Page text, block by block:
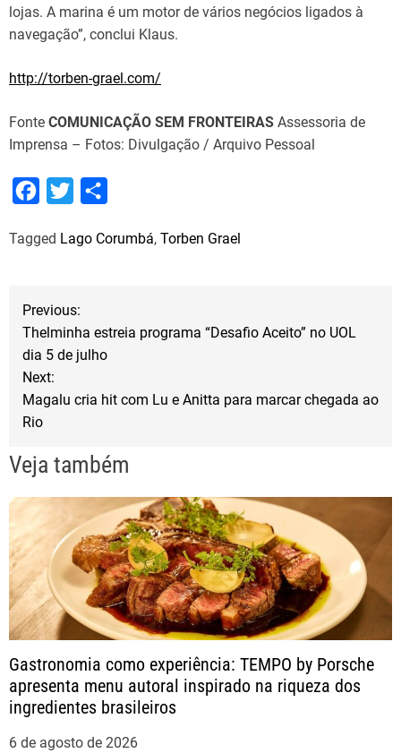
lojas. A marina é um motor de vários negócios ligados à
navegação”, conclui Klaus.
http://torben-grael.com/
Fonte COMUNICAÇÃO SEM FRONTEIRAS Assessoria de
Imprensa – Fotos: Divulgação / Arquivo Pessoal
c
o
k
i
e
r
a
Tagged Lago Corumbá, Torben Grael
N
g
a
ç
ã
o
d
e
Previous:
Thelminha estreia programa “Desafio Aceito” no UOL
dia 5 de julho
Next:
Magalu cria hit com Lu e Anitta para marcar chegada ao
Rio
Veja também
Gastronomia como experiência: TEMPO by Porsche
apresenta menu autoral inspirado na riqueza dos
ingredientes brasileiros
6 de agosto de 2026